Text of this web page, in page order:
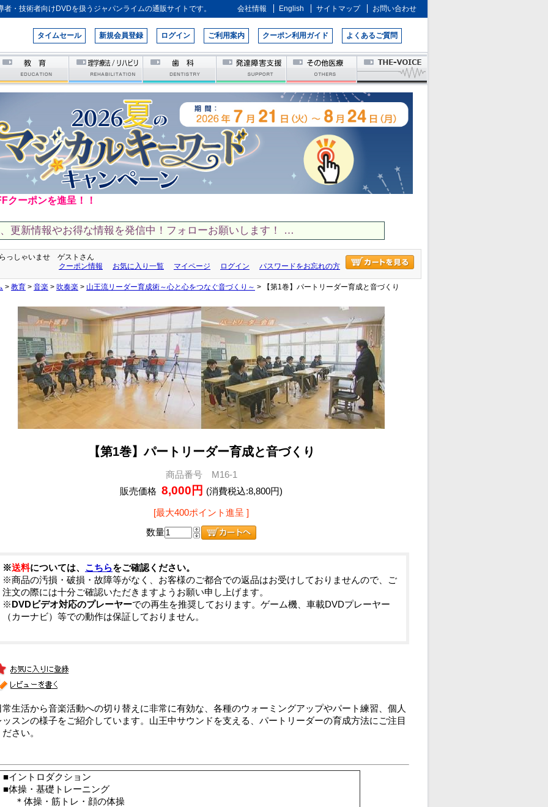
・技術者向けDVDを扱うジャパンライムの通販サイトです。 会社情報 English サイトマップ お問い合わせ
タイムセール 新規会員登録 ログイン ご利用案内 クーポン利用ガイド よくあるご質問
クーポンを進呈！！
新情報やお得な情報を発信中！フォローお願いします！ …
っしゃいませ ゲストさん
クーポン情報
お気に入り一覧 マイページ ログイン パスワードをお忘れの方
> 教育 > 音楽 > 吹奏楽 > 山王流リーダー育成術～心と心をつなぐ音づくり～ > 【第1巻】パートリーダー育成と音づくり
【第1巻】パートリーダー育成と音づくり
商品番号 M16-1
販売価格 8,000円 (消費税込:8,800円)
[最大400ポイント進呈 ]
数量
※送料については、 こちらをご確認ください。
※商品の汚損・破損・故障等がなく、お客様のご都合での返品はお受けしておりませんので、ご
注文の際には十分ご確認いただきますようお願い申し上げます。
※ DVDビデオ対応のプレーヤーでの再生を推奨しております。ゲーム機、車載DVDプレーヤー
（カーナビ）等での動作は保証しておりません。
常生活から音楽活動への切り替えに非常に有効な、各種のウォーミングアップやパート練習、個人
ッスンの様子をご紹介しています。山王中サウンドを支える、パートリーダーの育成方法にご注目
さい。
ントロダクション
操・基礎トレーニング
体操・筋トレ・顔の体操